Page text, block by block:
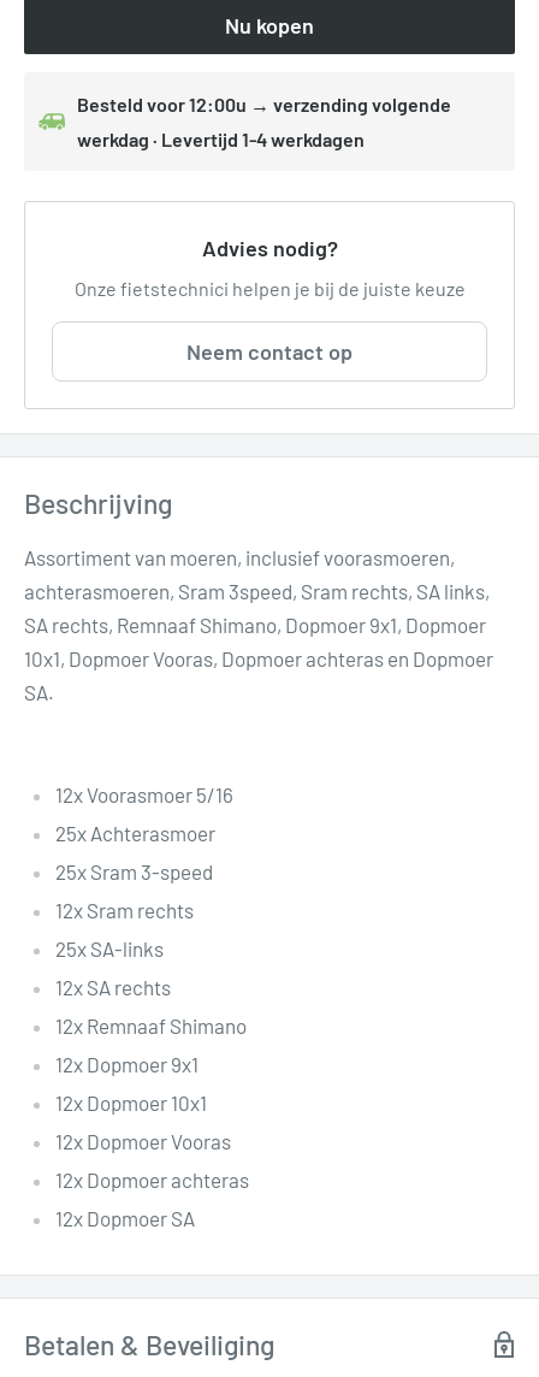
Nu kopen
Besteld voor 12:00u → verzending volgende
werkdag · Levertijd 1-4 werkdagen
Advies nodig?
Onze fietstechnici helpen je bij de juiste keuze
Neem contact op
Beschrijving
Assortiment van moeren, inclusief voorasmoeren,
achterasmoeren, Sram 3speed, Sram rechts, SA links,
SA rechts, Remnaaf Shimano, Dopmoer 9x1, Dopmoer
10x1, Dopmoer Vooras, Dopmoer achteras en Dopmoer
SA.
12x Voorasmoer 5/16
25x Achterasmoer
25x Sram 3-speed
12x Sram rechts
25x SA-links
12x SA rechts
12x Remnaaf Shimano
12x Dopmoer 9x1
12x Dopmoer 10x1
12x Dopmoer Vooras
12x Dopmoer achteras
12x Dopmoer SA
Betalen & Beveiliging